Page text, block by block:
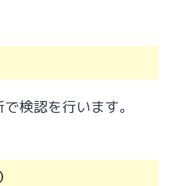
検認を行います。